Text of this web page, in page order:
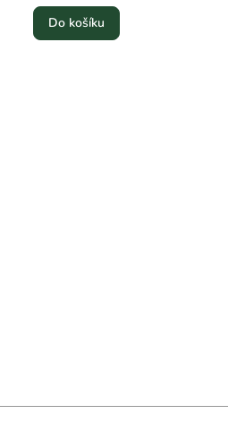
Do košíku